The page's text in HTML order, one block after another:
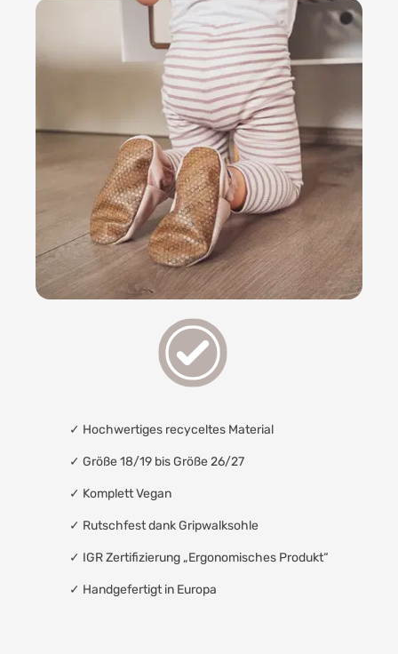
✓ Hochwertiges recyceltes Material
✓ Größe 18/19 bis Größe 26/27
✓ Komplett Vegan
✓ Rutschfest dank Gripwalksohle
✓ IGR Zertifizierung „Ergonomisches Produkt“
✓ Handgefertigt in Europa